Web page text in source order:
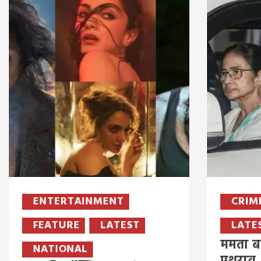
ENTERTAINMENT
FEATURE
LATEST
NATIONAL
ममता